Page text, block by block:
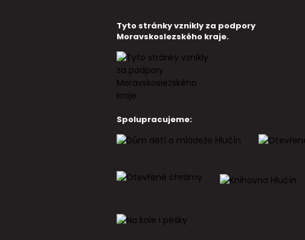
Tyto stránky vznikly za podpory
Moravskoslezského kraje.
Spolupracujeme: